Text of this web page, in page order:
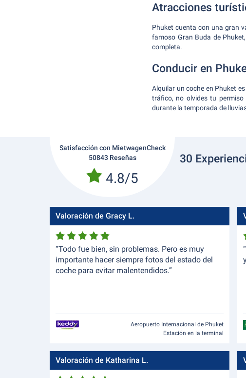
Atracciones
Phuket cuenta con una gran
famoso Gran Buda de
completa.
Conducir en
Alquilar un coche en Phuket
tráfico, no olvides tu permiso
durante la temporada de
Satisfacción con MietwagenCheck
50843 Reseñas
4.8/5
30
Valoración de Gracy L.
“Todo fue bien, sin problemas. Pero es muy
importante hacer siempre fotos del estado del
coche para evitar malentendidos.”
Aeropuerto Internacional de Phuket
Estación en la terminal
Valoración de Katharina L.